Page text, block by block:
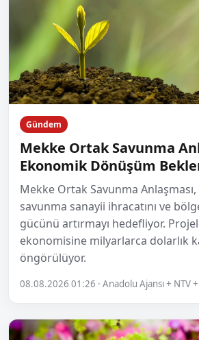
Gündem
Mekke Ortak Savunma
Ekonomik Dönüşüm
Mekke Ortak Savunma
savunma sanayii ihracatını ve
gücünü artırmayı hedefliyor.
ekonomisine milyarlarca dolarlık
öngörülüyor.
08.08.2026 01:26 · Anadolu Ajansı + NTV